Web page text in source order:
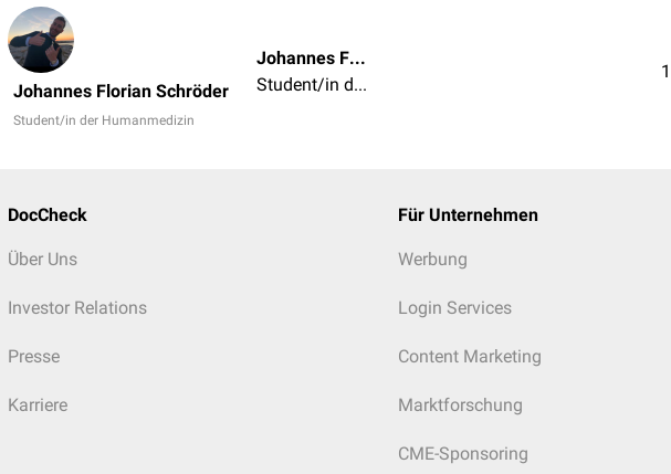
Johannes Florian Schröder
Student/in der Humanmedizin
Johannes Florian Schröder
Student/in der Humanmedizin
1
DocCheck
Über Uns
Investor Relations
Presse
Karriere
Für Unternehmen
Werbung
Login Services
Content Marketing
Marktforschung
CME-Sponsoring